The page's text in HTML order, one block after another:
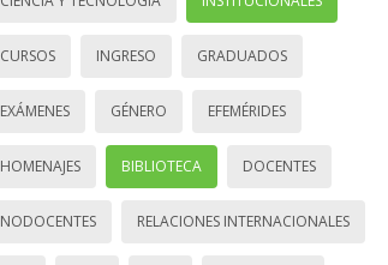
CURSOS INGRESO GRADUADOS
EXÁMENES GÉNERO EFEMÉRIDES
HOMENAJES BIBLIOTECA DOCENTES
NODOCENTES RELACIONES INTERNACIONALES